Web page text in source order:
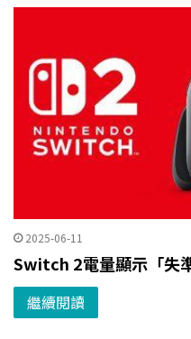
2025-06-11
Switch 2電量顯示「失
繼續閱讀